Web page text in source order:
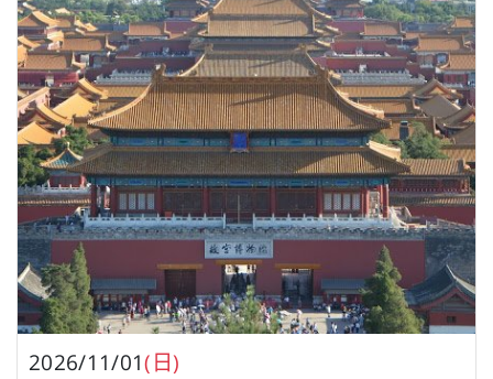
2026/11/01(日)